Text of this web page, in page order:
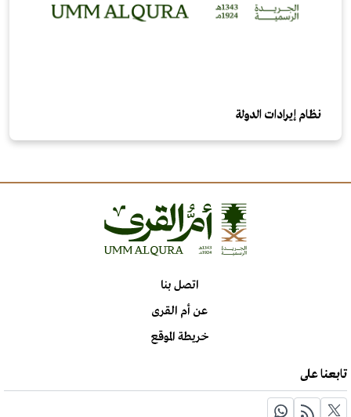
نظام إيرادات الدولة
اتصل بنا
عن أم القرى
خريطة الموقع
تابعنا على